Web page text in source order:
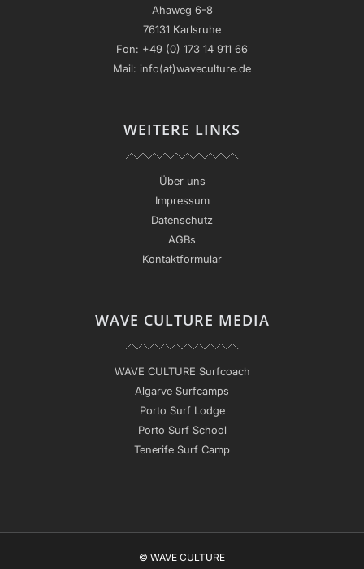
Ahaweg 6-8
76131 Karlsruhe
Fon: +49 (0) 173 14 911 66
Mail: info(at)waveculture.de
WEITERE LINKS
Über uns
Impressum
Datenschutz
AGBs
Kontaktformular
WAVE CULTURE MEDIA
WAVE CULTURE Surfcoach
Algarve Surfcamps
Porto Surf Lodge
Porto Surf School
Tenerife Surf Camp
© WAVE CULTURE